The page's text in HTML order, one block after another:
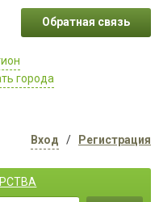
города
Обратная связь
Вход / Регистрация